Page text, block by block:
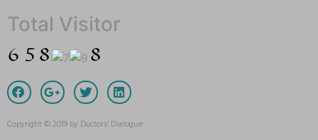
Total Visitor
Copyright © 2019 by Doctors’ Dialogue